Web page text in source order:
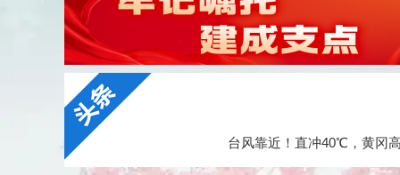
台风靠近！直冲40℃，黄冈